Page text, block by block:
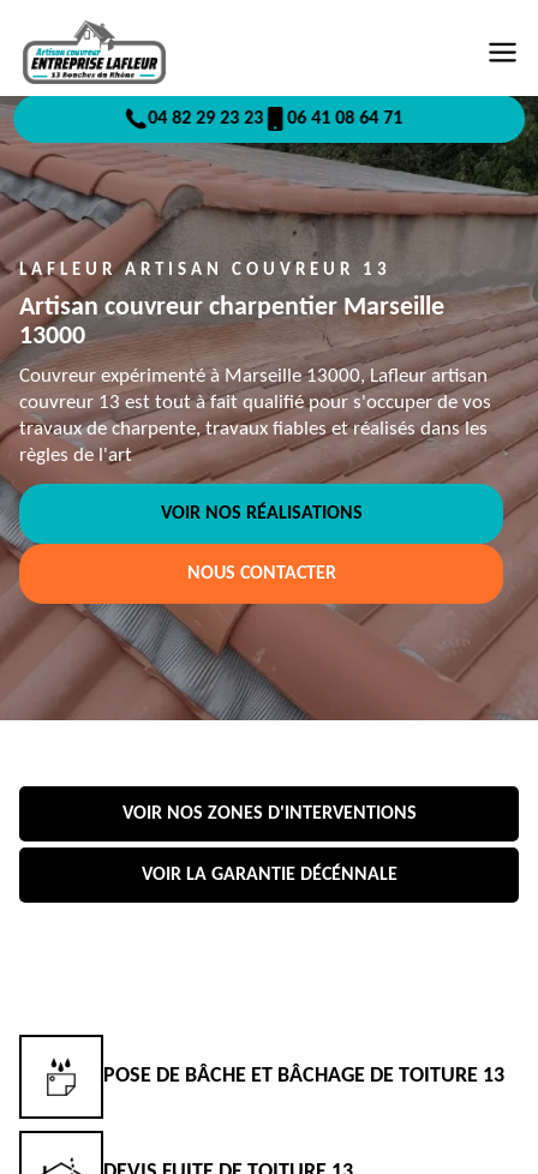
04 82 29 23 23 06 41 08 64 71
LAFLEUR ARTISAN COUVREUR 13
Artisan couvreur charpentier Marseille
13000
Couvreur expérimenté à Marseille 13000, Lafleur artisan
couvreur 13 est tout à fait qualifié pour s'occuper de vos
travaux de charpente, travaux fiables et réalisés dans les
règles de l'art
VOIR NOS RÉALISATIONS
NOUS CONTACTER
VOIR NOS ZONES D'INTERVENTIONS
VOIR LA GARANTIE DÉCÉNNALE
POSE DE BÂCHE ET BÂCHAGE DE TOITURE 13